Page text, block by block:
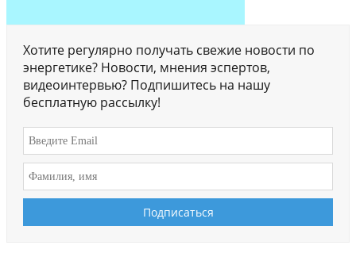
Хотите регулярно получать свежие новости по
энергетике? Новости, мнения эспертов,
видеоинтервью? Подпишитесь на нашу
бесплатную рассылку!